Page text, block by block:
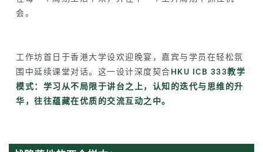
会。
工作坊首日于香港大学设欢迎晚宴，嘉宾与学员在轻松氛
围中延续课堂对话。这一设计深度契合HKU ICB 333教学
模式：学习从不局限于讲台之上，认知的迭代与思维的升
华，往往蕴藏在优质的交流互动之中。